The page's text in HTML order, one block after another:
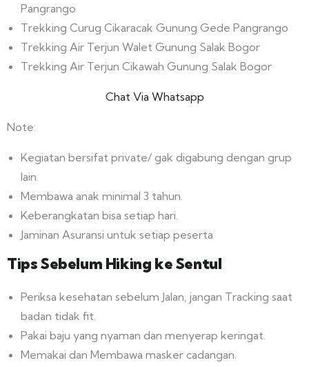
Pangrango
Trekking Curug Cikaracak Gunung Gede Pangrango
Trekking Air Terjun Walet Gunung Salak Bogor
Trekking Air Terjun Cikawah Gunung Salak Bogor
Chat Via Whatsapp
Note:
Kegiatan bersifat private/ gak digabung dengan grup
lain.
Membawa anak minimal 3 tahun.
Keberangkatan bisa setiap hari.
Jaminan Asuransi untuk setiap peserta
Tips Sebelum Hiking ke Sentul
Periksa kesehatan sebelum Jalan, jangan Tracking saat
badan tidak fit.
Pakai baju yang nyaman dan menyerap keringat.
Memakai dan Membawa masker cadangan.